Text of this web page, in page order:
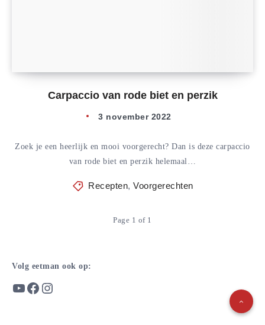
Carpaccio van rode biet en perzik
3 november 2022
Zoek je een heerlijk en mooi voorgerecht? Dan is deze carpaccio
van rode biet en perzik helemaal…
Recepten, Voorgerechten
Page 1 of 1
Volg eetman ook op:
YouTube
Facebook
Instagram